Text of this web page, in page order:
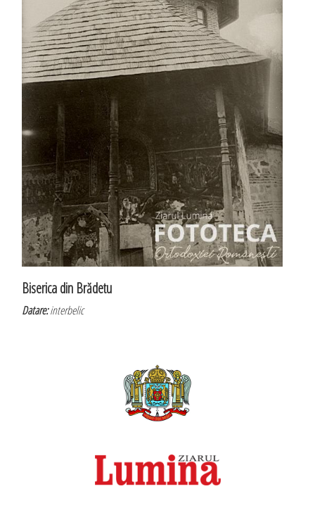
Biserica din Brădetu
Datare:interbelic